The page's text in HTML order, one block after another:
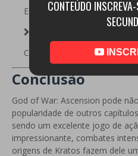
Excelente trilha sonora;
Campanha com cerca de 8 a
Conclusão
God of War: Ascension pode
popularidade de outros
sendo um excelente jogo de
impressionante, combates
origens de Kratos fazem dele
CONTEÚDO